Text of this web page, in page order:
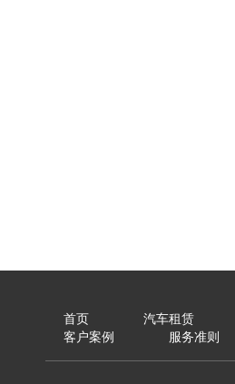
首页 汽车租赁
客户案例
服务准则